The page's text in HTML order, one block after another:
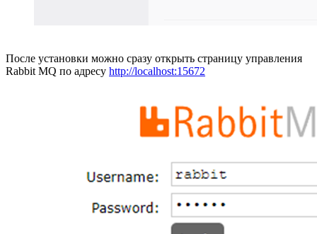
После установки можно сразу открыть страницу управления
Rabbit MQ по адресу http://localhost:15672